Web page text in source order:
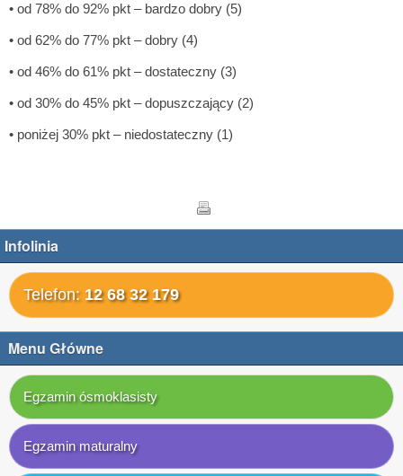
• od 78% do 92% pkt – bardzo dobry (5)‎
• od 62% do 77% pkt – dobry (4)‎
• od 46% do 61% pkt – dostateczny (3)‎
• od 30% do 45% pkt ‎– dopuszczający (2)‎
• poniżej 30% pkt – niedostateczny (1)‎
Infolinia
Telefon: 12 68 32 179
Menu Główne
Egzamin ósmoklasisty
Egzamin maturalny